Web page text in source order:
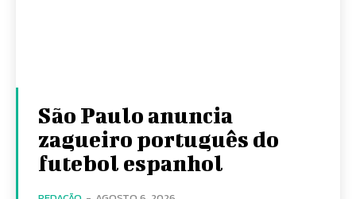
São Paulo anuncia
zagueiro português do
futebol espanhol